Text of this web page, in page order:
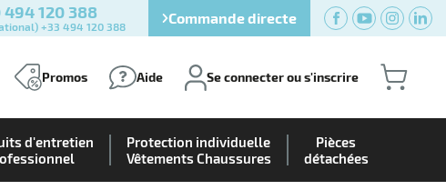
494 120 388
+33 494 120 388 Commande directe
Promos Aide Se connecter ou s'inscrire
d'entretien
Protection individuelle
Vêtements Chaussures
Pièces
détachées